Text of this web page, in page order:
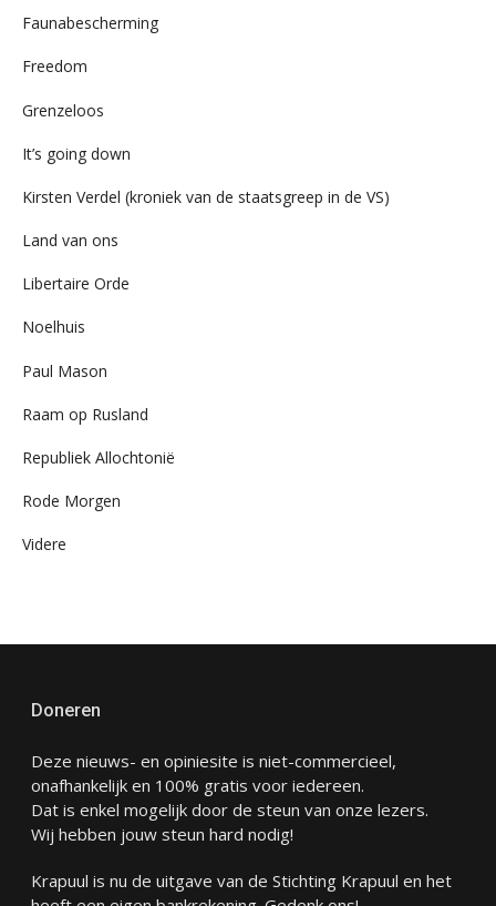
Faunabescherming
Freedom
Grenzeloos
It’s going down
Kirsten Verdel (kroniek van de staatsgreep in de VS)
Land van ons
Libertaire Orde
Noelhuis
Paul Mason
Raam op Rusland
Republiek Allochtonië
Rode Morgen
Videre
Doneren
Deze nieuws- en opiniesite is niet-commercieel,
onafhankelijk en 100% gratis voor iedereen.
Dat is enkel mogelijk door de steun van onze lezers.
Wij hebben jouw steun hard nodig!
Krapuul is nu de uitgave van de Stichting Krapuul en het